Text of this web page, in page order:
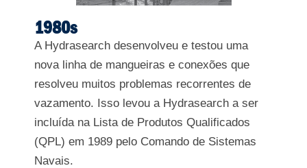
1980s
A Hydrasearch desenvolveu e testou uma
nova linha de mangueiras e conexões que
resolveu muitos problemas recorrentes de
vazamento. Isso levou a Hydrasearch a ser
incluída na Lista de Produtos Qualificados
(QPL) em 1989 pelo Comando de Sistemas
Navais.